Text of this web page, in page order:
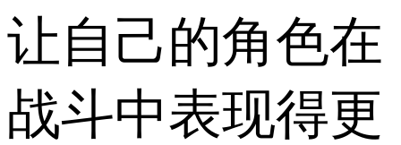
让自己的角色在
战斗中表现得更